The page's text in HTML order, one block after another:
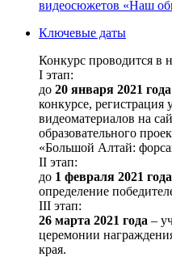
видеосюжетов «Наш
Ключевые даты
Конкурс проводится в
I этап:
до 20 января 2021 года
конкурсе, регистрация
видеоматериалов на
образовательного
«Большой Алтай:
II этап:
до 1 февраля 2021 года
определение
III этап:
26 марта 2021 года –
церемонии
края.